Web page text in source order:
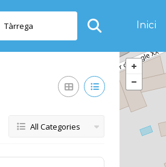
Tàrrega Inici
All Categories